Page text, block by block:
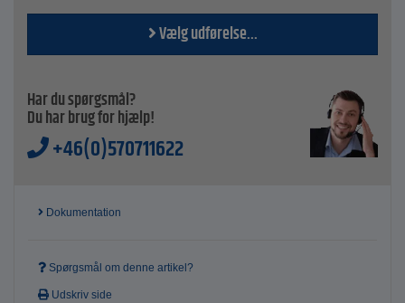
Vælg udførelse...
Har du spørgsmål?
Du har brug for hjælp!
+46(0)570711622
Dokumentation
Spørgsmål om denne artikel?
Udskriv side